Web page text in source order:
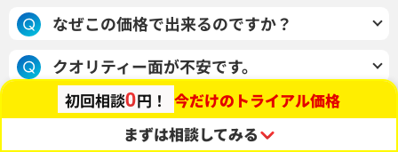
心くださいませ。
までお申し付けください。
事前の競合調査や広告出稿状況の調査、テキスト原
稿（セールスコピー）の作成までまるっと対応させ
ていただくため、原価ギリギリの金額でご案内をさ
せていただいております。
なぜこの価格で出来るのですか？
実績やデータ蓄積を目的としているからです。※制作
後のデータの開示や、実績として使用不可の場合は
追加費用をいただいております。
クオリティー面が不安です。
大手セールスライティング企業出身者や、大手デザ
イン会社マネージャなどの豊富な実績を所持したメ
ンバーのみが対応させていただきます。また、クオ
初回相談0円！ 今だけのトライアル価格
まずは相談してみる